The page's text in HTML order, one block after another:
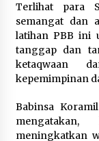
Terlihat para
semangat dan
latihan PBB ini
tanggap dan
ketaqwaan
kepemimpinan
Babinsa
meningkatkan